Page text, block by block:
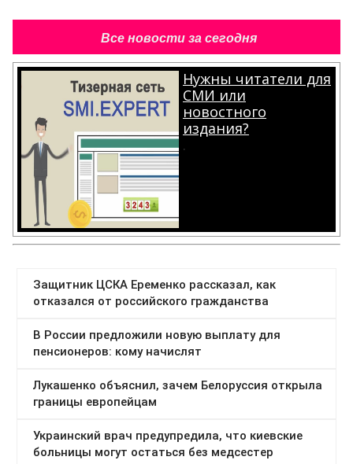
Все новости за сегодня
Нужны читатели для
СМИ или
новостного
издания?
.